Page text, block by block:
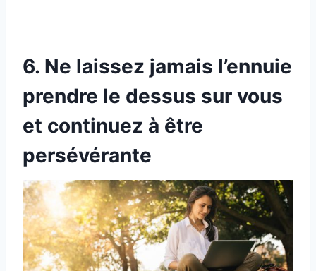
6. Ne laissez jamais l’ennuie
prendre le dessus sur vous
et continuez à être
persévérante